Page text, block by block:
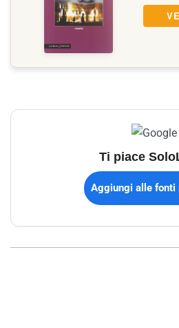
Ti piace
Aggiungi alle fonti